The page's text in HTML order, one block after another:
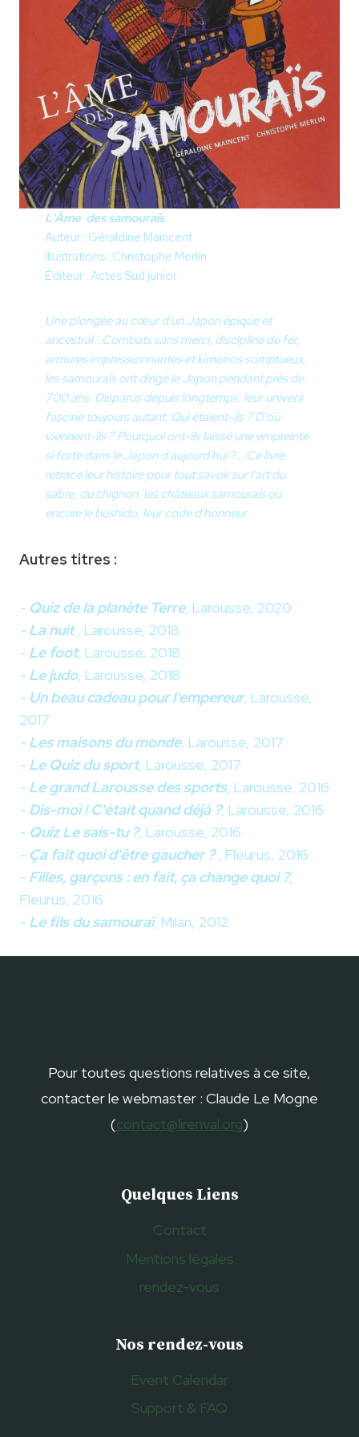
L'Âme des samouraïs
Auteur : Géraldine Maincent
Illustrations : Christophe Merlin
Éditeur : Actes Sud junior
Une plongée au cœur d'un Japon épique et
ancestral...Combats sans merci, discipline de fer,
armures impressionnantes et kimonos somptueux,
les samouraïs ont dirigé le Japon pendant près de
700 ans. Disparus depuis longtemps, leur univers
fascine toujours autant. Qui étaient-ils ? D'où
viennent-ils ? Pourquoi ont-ils laissé une empreinte
si forte dans le Japon d'aujourd'hui ?... Ce livre
retrace leur histoire pour tout savoir sur l'art du
sabre, du chignon, les châteaux samouraïs ou
encore le bushido, leur code d'honneur.
Autres titres :
- Quiz de la planète Terre, Larousse, 2020
-La nuit, Larousse, 2018
-Le foot, Larousse, 2018
-Le judo, Larousse, 2018
- Un beau cadeau pour l'empereur, Larousse,
2017
-Les maisons du monde, Larousse, 2017
-Le Quiz du sport, Larousse, 2017
-Le grand Larousse des sports, Larousse, 2016
-Dis-moi ! C'était quand déjà ?, Larousse, 2016
- Quiz Le sais-tu ?, Larousse, 2016
- Ça fait quoi d'être gaucher ?, Fleurus, 2016
-Filles, garçons : en fait, ça change quoi ?,
Fleurus, 2016
-Le fils du samouraï, Milan, 2012
Pour toutes questions relatives à ce site,
contacter le webmaster : Claude Le Mogne
(contact@lirenval.org)
Quelques Liens
Contact
Mentions légales
rendez-vous
Nos rendez-vous
Event Calendar
Support & FAQ